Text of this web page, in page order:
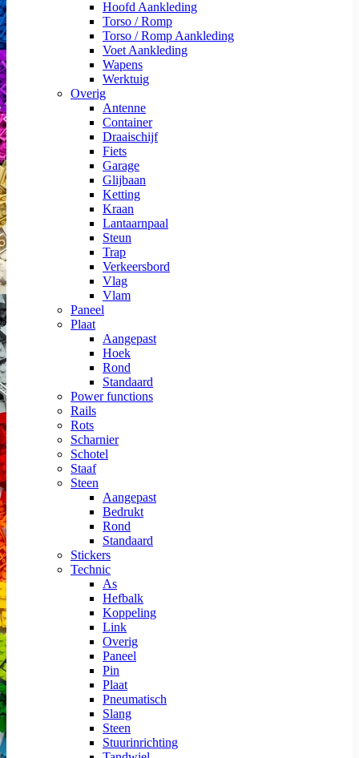
Hoofd Aankleding
Torso / Romp
Torso / Romp Aankleding
Voet Aankleding
Wapens
Werktuig
Overig
Antenne
Container
Draaischijf
Fiets
Garage
Glijbaan
Ketting
Kraan
Lantaarnpaal
Steun
Trap
Verkeersbord
Vlag
Vlam
Paneel
Plaat
Aangepast
Hoek
Rond
Standaard
Power functions
Rails
Rots
Scharnier
Schotel
Staaf
Steen
Aangepast
Bedrukt
Rond
Standaard
Stickers
Technic
As
Hefbalk
Koppeling
Link
Overig
Paneel
Pin
Plaat
Pneumatisch
Slang
Steen
Stuurinrichting